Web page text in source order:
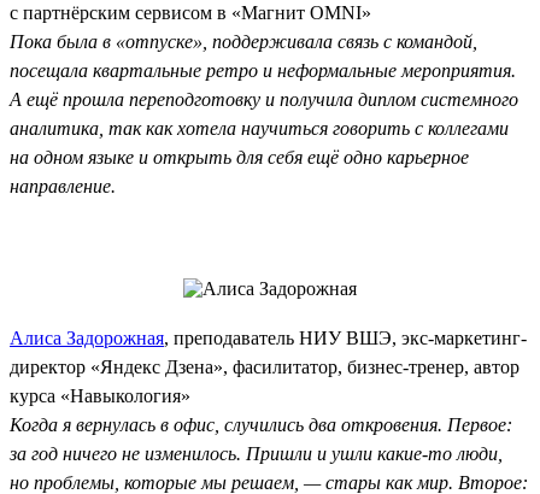
с партнёрским сервисом в «Магнит OMNI»
Пока была в «отпуске», поддерживала связь с командой,
посещала квартальные ретро и неформальные мероприятия.
А ещё прошла переподготовку и получила диплом системного
аналитика, так как хотела научиться говорить с коллегами
на одном языке и открыть для себя ещё одно карьерное
направление.
Алиса Задорожная, преподаватель НИУ ВШЭ, экс‑маркетинг-
директор «Яндекс Дзена», фасилитатор, бизнес-тренер, автор
курса «Навыкология»
Когда я вернулась в офис, случились два откровения. Первое:
за год ничего не изменилось. Пришли и ушли какие-то люди,
но проблемы, которые мы решаем, — стары как мир. Второе: